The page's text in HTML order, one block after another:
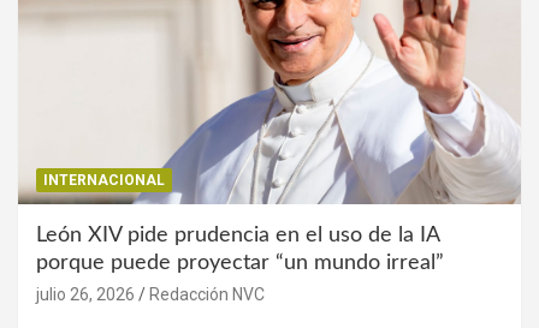
INTERNACIONAL
León XIV pide prudencia en el uso de la IA
porque puede proyectar “un mundo irreal”
julio 26, 2026 Redacción NVC